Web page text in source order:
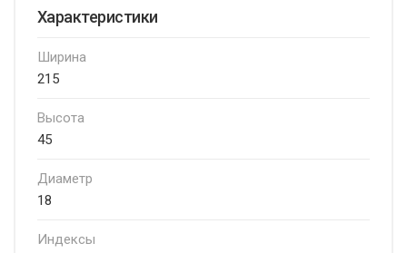
Характеристики
Ширина
215
Высота
45
Диаметр
18
Индексы